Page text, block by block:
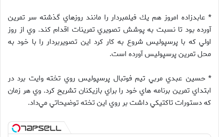
* عابدزاده امروز هم يك فيلمبردار را مانند روزهاي گذشته سر تمرين
آورده بود تا نسبت به پوشش تصويري تمرينات اقدام كند. وي از روز
اولي كه با پرسپوليس شروع به كار كرد اين تصويربردار را با خود به
محل تمرين پرسپوليس آورده است.
* حسين عبدي مربي تيم فوتبال پرسپوليس روي تخته وايت برد در
ابتداي تمرين برنامه هاي خود را براي بازيكنان تشريح كرد. وي هر زمان
كه دستورات تاكتيكي داشت بر روي اين تخته توضيحاتي مي‌داد.